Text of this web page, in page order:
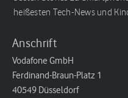
heißesten Tech-News und
Anschrift
Vodafone GmbH
Ferdinand-Braun-Platz 1
40549 Düsseldorf